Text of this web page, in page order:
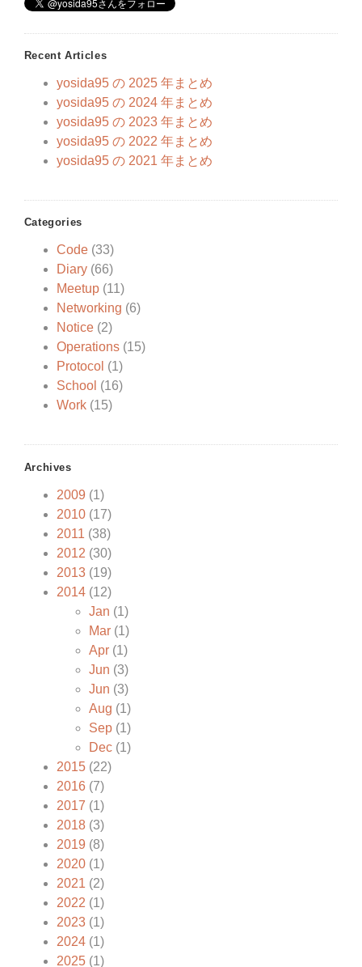
Recent Articles
yosida95 の 2025 年まとめ
yosida95 の 2024 年まとめ
yosida95 の 2023 年まとめ
yosida95 の 2022 年まとめ
yosida95 の 2021 年まとめ
Categories
Code(33)
Diary(66)
Meetup(11)
Networking (6)
Notice(2)
Operations(15)
Protocol (1)
School (16)
Work(15)
Archives
2009 (1)
2010(17)
2011 (38)
2012 (30)
2013(19)
2014(12)
Jan (1)
Mar(1)
Apr(1)
Jun (3)
Jun (3)
Aug (1)
Sep(1)
Dec(1)
2015(22)
2016(7)
2017 (1)
2018(3)
2019 (8)
2020(1)
2021 (2)
2022 (1)
2023(1)
2024(1)
2025(1)